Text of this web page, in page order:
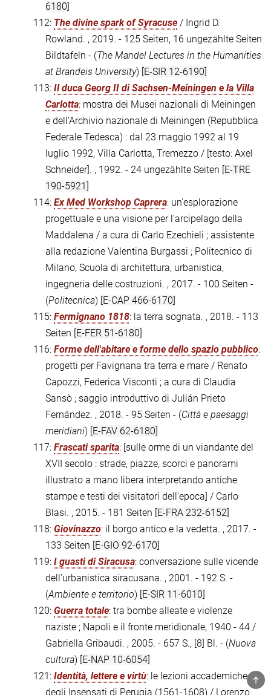
6180]
112: The divine spark of Syracuse / Ingrid D.
Rowland. , 2019. - 125 Seiten, 16 ungezählte Seiten
Bildtafeln - (The Mandel Lectures in the Humanities
at Brandeis University) [E-SIR 12-6190]
113: Il duca Georg II di Sachsen-Meiningen e la Villa
Carlotta: mostra dei Musei nazionali di Meiningen
e dell'Archivio nazionale di Meiningen (Repubblica
Federale Tedesca) : dal 23 maggio 1992 al 19
luglio 1992, Villa Carlotta, Tremezzo / [testo: Axel
Schneider]. , 1992. - 24 ungezählte Seiten [E-TRE
190-5921]
114: Ex Med Workshop Caprera: un'esplorazione
progettuale e una visione per l'arcipelago della
Maddalena / a cura di Carlo Ezechieli ; assistente
alla redazione Valentina Burgassi ; Politecnico di
Milano, Scuola di architettura, urbanistica,
ingegneria delle costruzioni. , 2017. - 100 Seiten -
(Politecnica) [E-CAP 466-6170]
115: Fermignano 1818: la terra sognata. , 2018. - 113
Seiten [E-FER 51-6180]
116: Forme dell'abitare e forme dello spazio pubblico:
progetti per Favignana tra terra e mare / Renato
Capozzi, Federica Visconti ; a cura di Claudia
Sansò ; saggio introduttivo di Julián Prieto
Fernández. , 2018. - 95 Seiten - (Città e paesaggi
meridiani) [E-FAV 62-6180]
117: Frascati sparita: [sulle orme di un viandante del
XVII secolo : strade, piazze, scorci e panorami
illustrato a mano libera interpretando antiche
stampe e testi dei visitatori dell'epoca] / Carlo
Blasi. , 2015. - 181 Seiten [E-FRA 232-6152]
118: Giovinazzo: il borgo antico e la vedetta. , 2017. -
133 Seiten [E-GIO 92-6170]
119: I guasti di Siracusa: conversazione sulle vicende
dell'urbanistica siracusana. , 2001. - 192 S. -
(Ambiente e territorio) [E-SIR 11-6010]
120: Guerra totale: tra bombe alleate e violenze
naziste ; Napoli e il fronte meridionale, 1940 - 44 /
Gabriella Gribaudi. , 2005. - 657 S., [8] Bl. - (Nuova
cultura) [E-NAP 10-6054]
121: Identità, lettere e virtù: le lezioni accademiche
degli Insensati di Perugia (1561-1608) / Lorenzo
TOP